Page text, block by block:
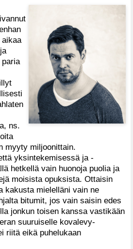
ns.
myyty miljoonittain.
yksintekemisessä ja -
hetkellä vain huonoja puolia ja
moisista opuksista. Ottaisin
kakusta mielelläni vain ne
bitumit, jos vain saisin edes
jonkun toisen kanssa vastikään
suuruiselle kovalevy-
riitä eikä puhelukaan